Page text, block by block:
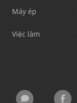
Máy ép
Việc làm